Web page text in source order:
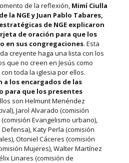
de la reflexión, Mimí Ciulla
la NGE y Juan Pablo Tabares,
de NGE explicaron
de oración para que los
en sus congregaciones. Esta
creyente haga una lista con los
que no creen en Jesús como
toda la iglesia por ellos.
a los encargados de las
para que los presentes
son Helmunt Menéndez
Jarol Alvarado (comisión
Evangelismo urbano),
Katy Perla (comisión
Otoniel Cáceres (comisión
Mujeres), Walter Martínez
Linares (comisión de